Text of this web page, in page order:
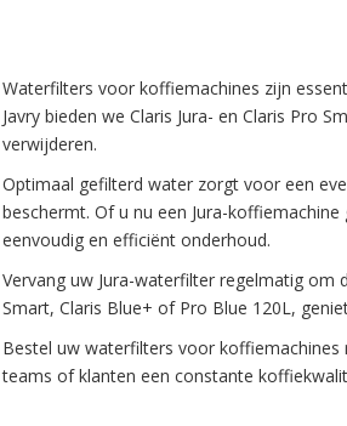
Waterfilters voor koffiemachines zijn
Javry bieden we Claris Jura- en Claris Pro
verwijderen.
Optimaal gefilterd water zorgt voor een
beschermt. Of u nu een Jura-
eenvoudig en efficiënt onderhoud.
Vervang uw Jura-waterfilter regelmatig om
Smart, Claris Blue+ of Pro Blue 120L,
Bestel uw waterfilters voor koffiemachines
teams of klanten een constante